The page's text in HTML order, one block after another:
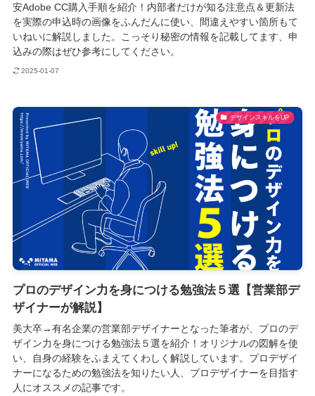
安Adobe CC購入手順を紹介！内部者だけが知る注意点＆更新法
を実際の申込時の画像をふんだんに使い、間違えやすい箇所もて
いねいに解説しました。こっそり秘密の情報を記載してます、申
込みの際はぜひ参考にしてください。
2025-01-07
デザインスキルをUP
プロのデザイン力を身につける勉強法５選【営業部デ
ザイナーが解説】
美大卒→有名企業の営業部デザイナーとなった筆者が、プロのデ
ザイン力を身につける勉強法５選を紹介！オリジナルの図解を使
い、自身の経験をふまえてくわしく解説しています。プロデザイ
ナーになるための勉強法を知りたい人、プロデザイナーを目指す
人にオススメの記事です。